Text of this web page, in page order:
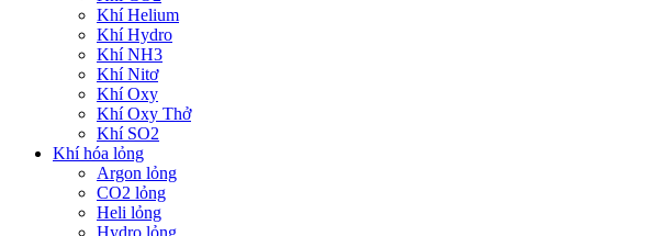
Khí Helium
Khí Hydro
Khí NH3
Khí Nitơ
Khí Oxy
Khí Oxy Thở
Khí SO2
Khí hóa lỏng
Argon lỏng
CO2 lỏng
Heli lỏng
Hydro lỏng